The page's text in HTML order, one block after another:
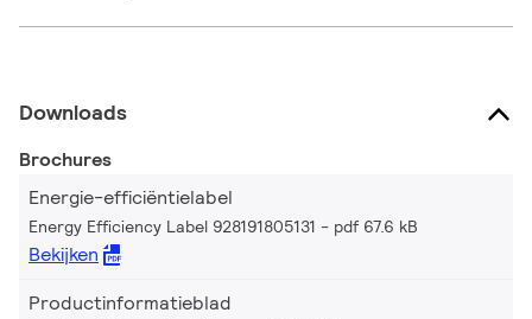
Downloads
Brochures
Energie-efficiëntielabel
Energy Efficiency Label 928191805131 pdf 67.6 kB
Bekijken
Productinformatieblad